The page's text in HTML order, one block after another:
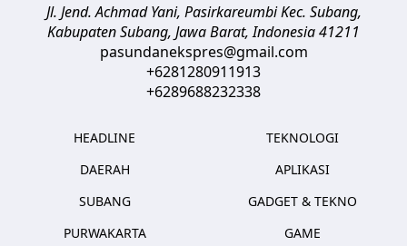
Jl. Jend. Achmad Yani, Pasirkareumbi Kec. Subang,
Kabupaten Subang, Jawa Barat,Indonesia41211
pasundanekspres@gmail.com
+6281280911913
+6289688232338
HEADLINE
DAERAH
SUBANG
PURWAKARTA
TEKNOLOGI
APLIKASI
GADGET & TEKNO
GAME